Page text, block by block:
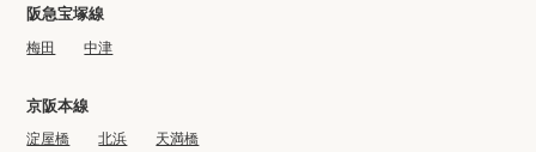
阪急宝塚線
梅田 中津
京阪本線
淀屋橋 北浜 天満橋